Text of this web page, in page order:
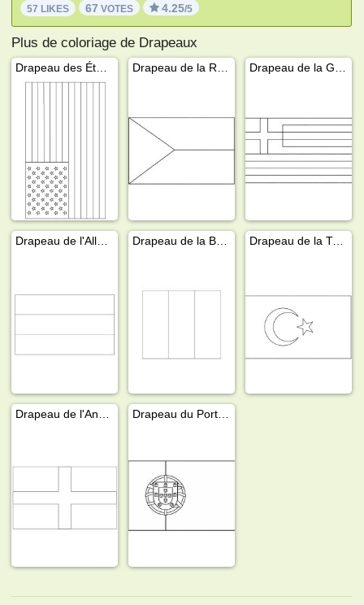
57 LIKES 67 VOTES 4.25/5
Plus de coloriage de Drapeaux
Drapeau de la Turquie